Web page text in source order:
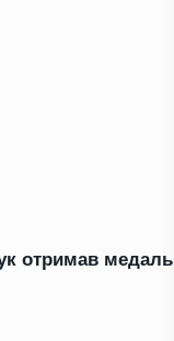
отримав медаль